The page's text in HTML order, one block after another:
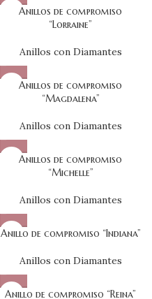
Anillos de compromiso
“Lorraine”
Anillos con Diamantes
Anillos de compromiso
“Magdalena”
Anillos con Diamantes
Anillos de compromiso
“Michelle”
Anillos con Diamantes
Anillo de compromiso “Indiana”
Anillos con Diamantes
Anillo de compromiso “Reina”